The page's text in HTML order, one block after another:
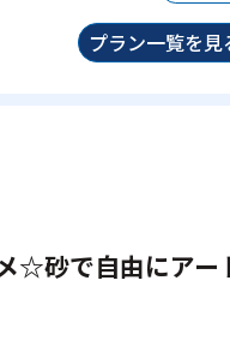
プラン一覧を見
☆砂で自由にアー